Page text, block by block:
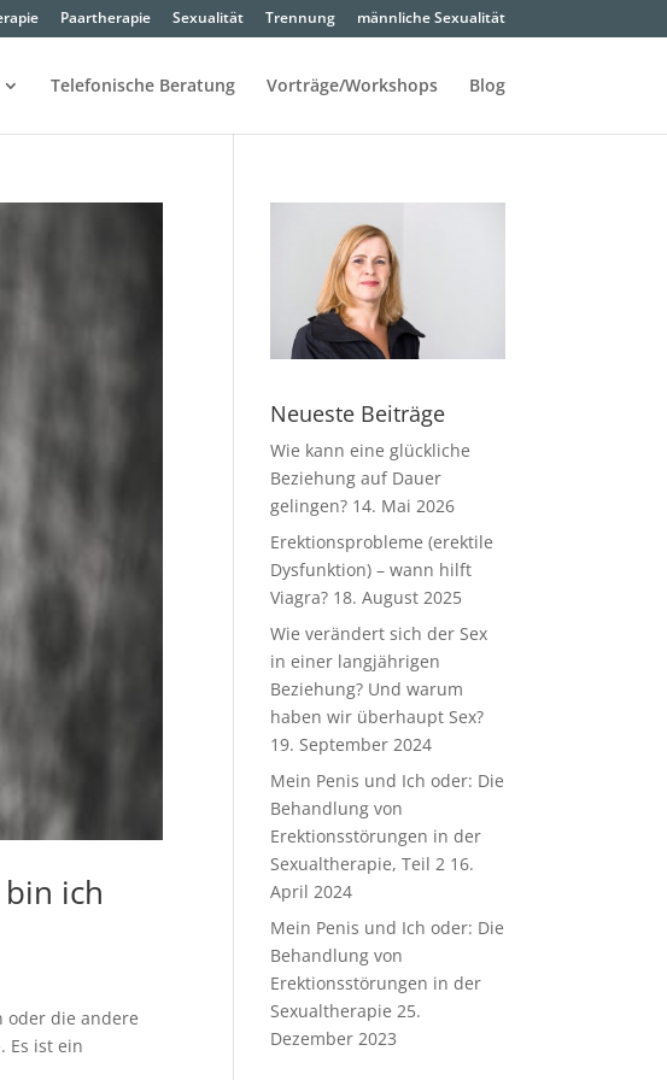
Paartherapie Sexualität Trennung männliche Sexualität
Telefonische Beratung Vorträge/Workshops Blog
ich
oder die andere
Es ist ein
Neueste Beiträge
Wie kann eine glückliche
Beziehung auf Dauer
gelingen? 14. Mai 2026
Erektionsprobleme (erektile
Dysfunktion) – wann hilft
Viagra? 18. August 2025
Wie verändert sich der Sex
in einer langjährigen
Beziehung? Und warum
haben wir überhaupt Sex?
19. September 2024
Mein Penis und Ich oder: Die
Behandlung von
Erektionsstörungen in der
Sexualtherapie, Teil 2 16.
April 2024
Mein Penis und Ich oder: Die
Behandlung von
Erektionsstörungen in der
Sexualtherapie 25.
Dezember 2023